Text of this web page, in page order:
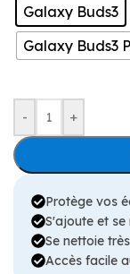
Galaxy Buds3
Galaxy Buds3
- +
Protège vos
S'ajoute et
Se nettoie
Accès facile